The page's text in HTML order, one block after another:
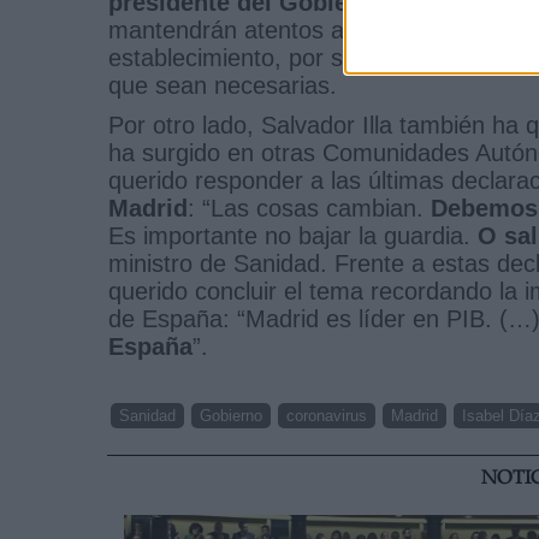
mantendrán atentos al progreso de la
establecimiento, por su parte, de
que sean necesarias.
Por otro lado, Salvador Illa también ha
ha surgido en otras Comunidades
querido responder a las últimas
Madrid: “Las cosas cambian.
Es importante no bajar la guardia. O
ministro de Sanidad. Frente a estas
querido concluir el tema recordando la
de España: “Madrid es líder en PIB. (…)
España”.
Sanidad Gobierno coronavirus Madrid Isabel